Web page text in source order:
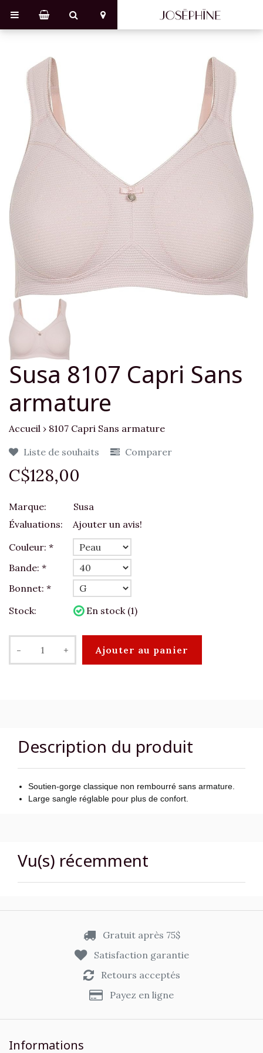
Susa 8107 Capri Sans
armature
Accueil › 8107 Capri Sans armature
Liste de souhaits
Comparer
C$128,00
Marque:
Susa
Évaluations:
Ajouter un avis!
Couleur: *
Bande: *
Bonnet: *
Stock:
En stock (1)
- + Ajouter au panier
Description du produit
Soutien-gorge classique non rembourré sans armature.
Large sangle réglable pour plus de confort.
Vu(s) récemment
Gratuit après 75$
Satisfaction garantie
Retours acceptés
Payez en ligne
Informations